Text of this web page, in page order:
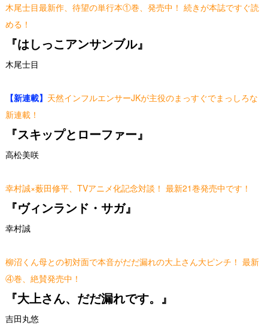
木尾士目最新作、待望の単行本①巻、発売中！ 続きが本誌ですぐ読
める！
『はしっこアンサンブル』
木尾士目
【新連載】 天然インフルエンサーJKが主役のまっすぐでまっしろな
新連載！
『スキップとローファー』
高松美咲
幸村誠×薮田修平、TVアニメ化記念対談！ 最新21巻発売中です！
『ヴィンランド・サガ』
幸村誠
柳沼くん母との初対面で本音がだだ漏れの大上さん大ピンチ！ 最新
④巻、絶賛発売中！
『大上さん、だだ漏れです。』
吉田丸悠